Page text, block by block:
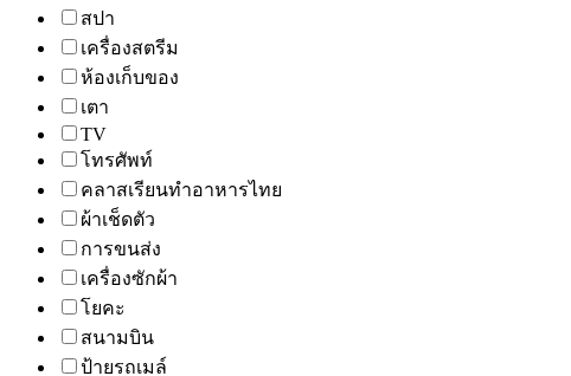
สปา
เครื่องสตรีม
ห้องเก็บของ
เตา
TV
โทรศัพท์
คลาสเรียนทำอาหารไทย
ผ้าเช็ดตัว
การขนส่ง
เครื่องซักผ้า
โยคะ
สนามบิน
ป้ายรถเมล์